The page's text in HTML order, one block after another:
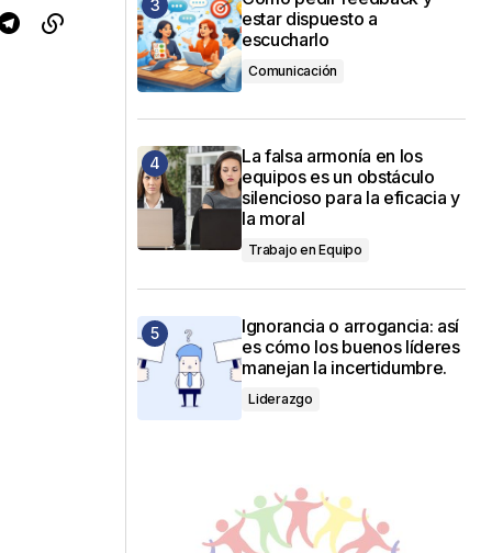
estar dispuesto a
escucharlo
Comunicación
La falsa armonía en los
equipos es un obstáculo
silencioso para la eficacia y
la moral
Trabajo en Equipo
Ignorancia o arrogancia: así
es cómo los buenos líderes
manejan la incertidumbre.
Liderazgo